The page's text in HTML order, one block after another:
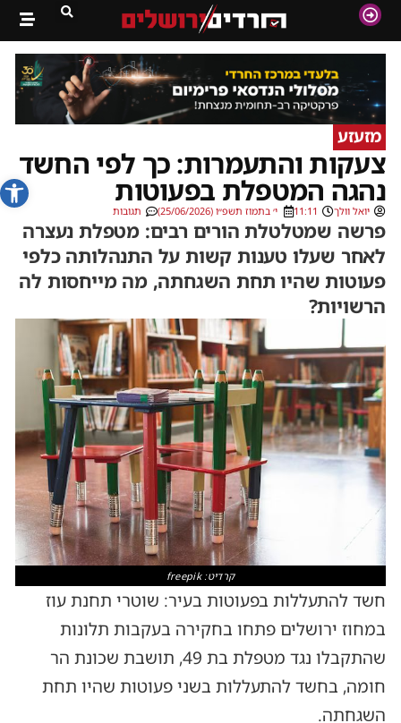
פתח
מזעזע
צעקות והתעמרות: כך לפי החשד
נהגה המטפלת בפעוטות
יואל וולך 11:11 י׳ בתמוז תשפ״ו (25/06/2026) תגובות
פרשה שמטלטלת הורים רבים: מטפלת נעצרה
לאחר שעלו טענות קשות על התנהלותה כלפי
פעוטות שהיו תחת השגחתה, מה מייחסות לה
הרשויות?
קרדיט: freepik
חשד להתעללות בפעוטות בעיר: שוטרי תחנת עוז
במחוז ירושלים פתחו בחקירה בעקבות תלונות
שהתקבלו נגד מטפלת בת 49, תושבת שכונת הר
חומה, בחשד להתעללות בשני פעוטות שהיו תחת
השגחתה.